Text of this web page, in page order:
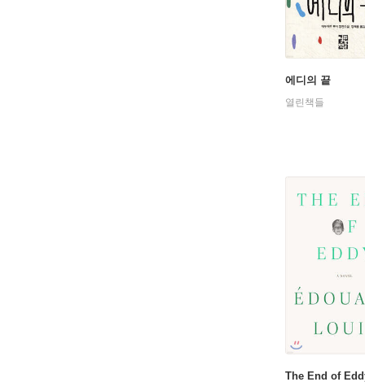
에디의 끝
열린책들
The End of